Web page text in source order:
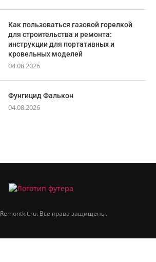
Как пользоваться газовой горелкой
для строительства и ремонта:
инструкции для портативных и
кровельных моделей
04.08.2026
Фунгицид Фалькон
04.08.2026
Remontkit.ru. Все права защищены.